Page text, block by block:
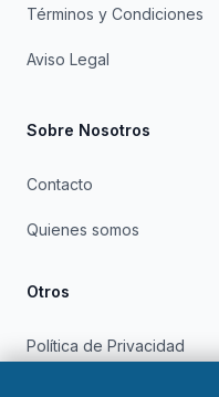
Términos y Condiciones
Aviso Legal
Sobre Nosotros
Contacto
Quienes somos
Otros
Política de Privacidad